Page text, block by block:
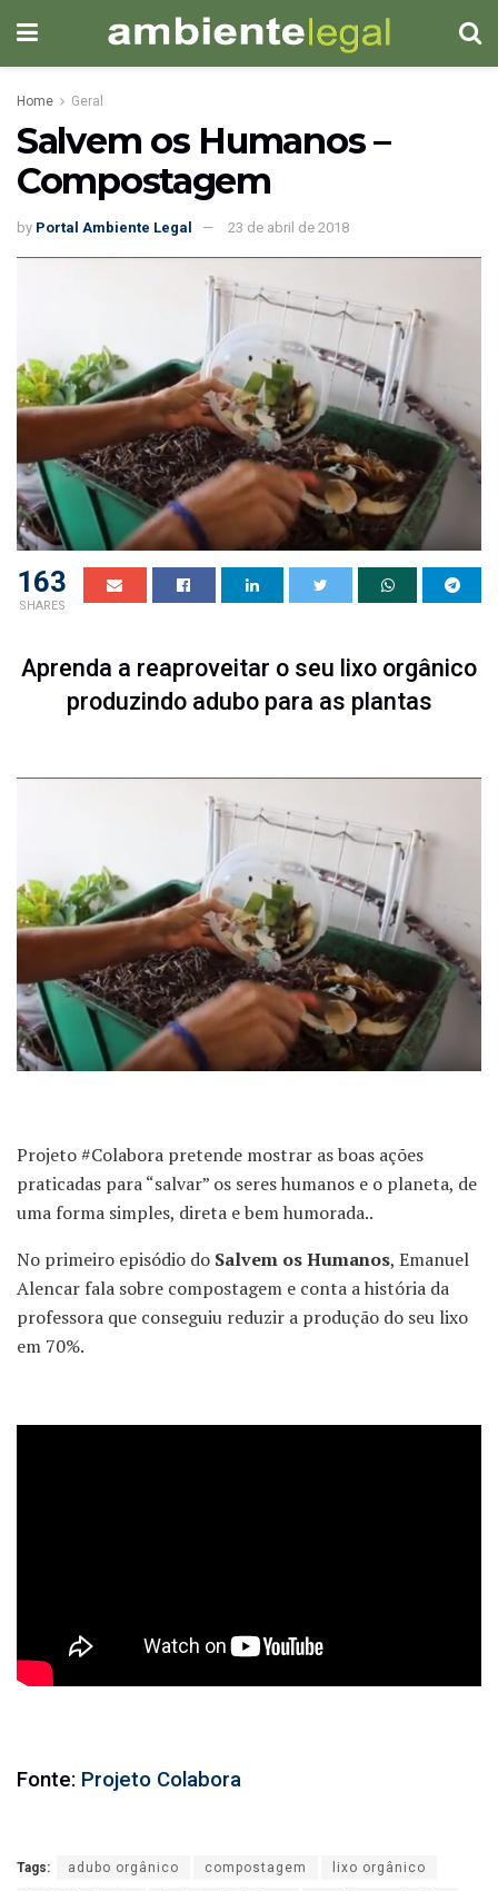
Home Geral
Salvem os Humanos –
Compostagem
by Portal Ambiente Legal 23 de abril de 2018
163
SHARES
Aprenda a reaproveitar o seu lixo orgânico
produzindo adubo para as plantas
Projeto #Colabora pretende mostrar as boas ações
praticadas para “salvar” os seres humanos e o planeta, de
uma forma simples, direta e bem humorada..
No primeiro episódio do Salvem os Humanos, Emanuel
Alencar fala sobre compostagem e conta a história da
professora que conseguiu reduzir a produção do seu lixo
em 70%.
Fonte: Projeto Colabora
Tags: adubo orgânico compostagem lixo orgânico